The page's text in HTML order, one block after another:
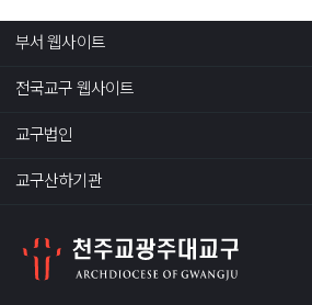
부서 웹사이트
전국교구 웹사이트
교구법인
교구산하기관